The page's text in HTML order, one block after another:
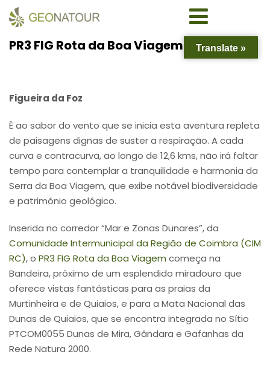
PR3 FIG Rota da Boa Viagem
Figueira da Foz
É ao sabor do vento que se inicia esta aventura repleta
de paisagens dignas de suster a respiração. A cada
curva e contracurva, ao longo de 12,6 kms, não irá faltar
tempo para contemplar a tranquilidade e harmonia da
Serra da Boa Viagem, que exibe notável biodiversidade
e património geológico.
Inserida no corredor “Mar e Zonas Dunares”, da
Comunidade Intermunicipal da Região de Coimbra (CIM
RC), o PR3 FIG Rota da Boa Viagem começa na
Bandeira, próximo de um esplendido miradouro que
oferece vistas fantásticas para as praias da
Murtinheira e de Quiaios, e para a Mata Nacional das
Dunas de Quiaios, que se encontra integrada no Sítio
PTCOM0055 Dunas de Mira, Gândara e Gafanhas da
Rede Natura 2000.
Translate »